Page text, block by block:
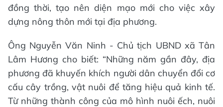
đồng thời, tạo nên diện mạo mới cho việc xây
dựng nông thôn mới tại địa phương.
Ông Nguyễn Văn Ninh - Chủ tịch UBND xã Tân
Lâm Hương cho biết: “Những năm gần đây, địa
phương đã khuyến khích người dân chuyển đổi cơ
cấu cây trồng, vật nuôi để tăng hiệu quả kinh tế.
Từ những thành công của mô hình nuôi ếch, nuôi